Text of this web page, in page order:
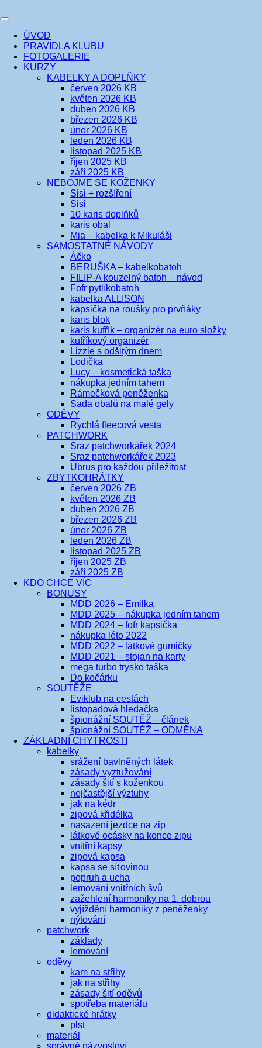
k
webuEVIKLUB
šicí klub
Toggle
navigation
ÚVOD
PRAVIDLA KLUBU
FOTOGALERIE
KURZY
KABELKY A DOPLŇKY
červen 2026 KB
květen 2026 KB
duben 2026 KB
březen 2026 KB
únor 2026 KB
leden 2026 KB
listopad 2025 KB
říjen 2025 KB
září 2025 KB
NEBOJME SE KOŽENKY
Sisi + rozšíření
Sisi
10 karis doplňků
karis obal
Mia – kabelka k Mikuláši
SAMOSTATNÉ NÁVODY
Áčko
BERUŠKA – kabelkobatoh
FILIP-A kouzelný batoh – návod
Fofr pytlíkobatoh
kabelka ALLISON
kapsička na roušky pro prvňáky
karis blok
karis kufřík – organizér na euro složky
kufříkový organizér
Lizzie s odšitým dnem
Lodička
Lucy – kosmetická taška
nákupka jedním tahem
Rámečková peněženka
Sada obalů na malé gely
ODĚVY
Rychlá fleecová vesta
PATCHWORK
Sraz patchworkářek 2024
Sraz patchworkářek 2023
Ubrus pro každou příležitost
ZBYTKOHRÁTKY
červen 2026 ZB
květen 2026 ZB
duben 2026 ZB
březen 2026 ZB
únor 2026 ZB
leden 2026 ZB
listopad 2025 ZB
říjen 2025 ZB
září 2025 ZB
KDO CHCE VÍC
BONUSY
MDD 2026 – Emilka
MDD 2025 – nákupka jedním tahem
MDD 2024 – fofr kapsička
nákupka léto 2022
MDD 2022 – látkové gumičky
MDD 2021 – stojan na karty
mega turbo trysko taška
Do kočárku
SOUTĚŽE
Eviklub na cestách
listopadová hledačka
špionážní SOUTĚŽ – článek
špionážní SOUTĚŽ – ODMĚNA
ZÁKLADNÍ CHYTROSTI
kabelky
srážení bavlněných látek
zásady vyztužování
zásady šití s koženkou
nejčastější výztuhy
jak na kédr
zipová křidélka
nasazení jezdce na zip
látkové ocásky na konce zipu
vnitřní kapsy
zipová kapsa
kapsa se síťovinou
popruh a ucha
lemování vnitřních švů
zažehlení harmoniky na 1. dobrou
vyjíždění harmoniky z peněženky
nýtování
patchwork
základy
lemování
oděvy
kam na střihy
jak na střihy
zásady šití oděvů
spotřeba materiálu
didaktické hrátky
plst
materiál
správné názvosloví